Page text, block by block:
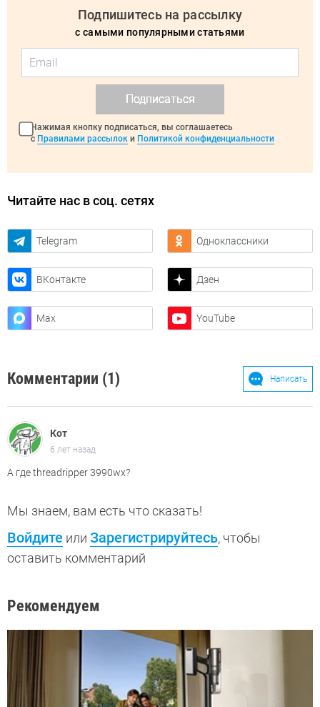
Подпишитесь на рассылку
с самыми популярными статьями
Подписаться
Нажимая кнопку подписаться, вы соглашаетесь
с Правилами рассылок и Политикой конфиденциальности
Читайте нас в соц. сетях
Telegram Одноклассники
ВКонтакте Дзен
Max YouTube
Комментарии (1) Написать
Кот
6 лет назад
А где threadripper 3990wx?
Мы знаем, вам есть что сказать!
Войдите или Зарегистрируйтесь, чтобы
оставить комментарий
Рекомендуем